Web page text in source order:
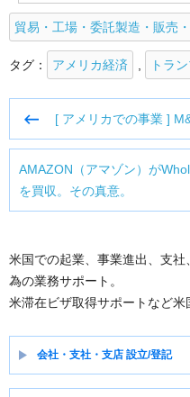
貿易・工場・委託製造・販売
タグ： アメリカ経済 トラ
ナ
ビ
ゲ
ー
ョ
ン
[ アメリカでの事業 ]
AMAZON（アマゾン）が
を買収。その真意。
米国での起業、事業進出、支
為の業務サポート。
米滞在ビザ取得サポートなど米
会社・支社・支店 設立/登記